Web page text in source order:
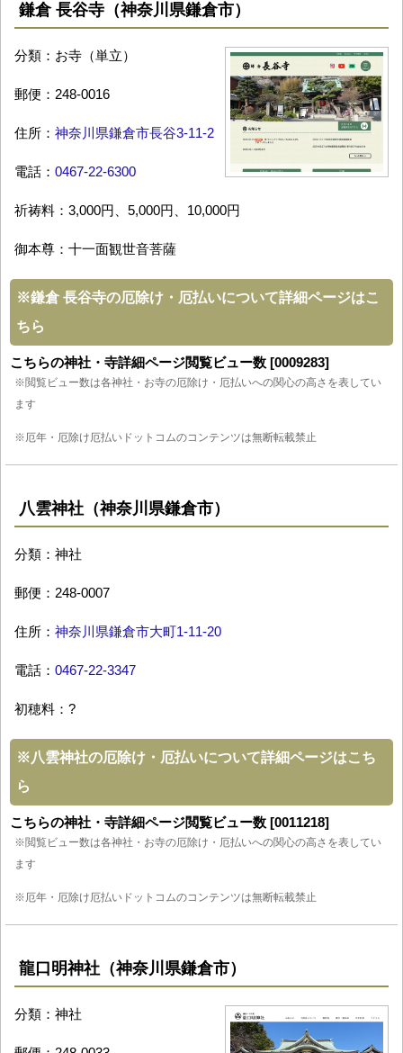
鎌倉 長谷寺（神奈川県鎌倉市）
分類：お寺（単立）
郵便：248-0016
住所： 神奈川県鎌倉市長谷3-11-2
電話： 0467-22-6300
祈祷料：3,000円、5,000円、10,000円
御本尊：十一面観世音菩薩
※鎌倉 長谷寺の厄除け・厄払いについて詳細ページはこ
ちら
こちらの神社・寺詳細ページ閲覧ビュー数 [0009283]
※閲覧ビュー数は各神社・お寺の厄除け・厄払いへの関心の高さを表してい
ます
※厄年・厄除け厄払いドットコムのコンテンツは無断転載禁止
八雲神社（神奈川県鎌倉市）
分類：神社
郵便：248-0007
住所： 神奈川県鎌倉市大町1-11-20
電話： 0467-22-3347
初穂料：?
※八雲神社の厄除け・厄払いについて詳細ページはこち
ら
こちらの神社・寺詳細ページ閲覧ビュー数 [0011218]
※閲覧ビュー数は各神社・お寺の厄除け・厄払いへの関心の高さを表してい
ます
※厄年・厄除け厄払いドットコムのコンテンツは無断転載禁止
龍口明神社（神奈川県鎌倉市）
分類：神社